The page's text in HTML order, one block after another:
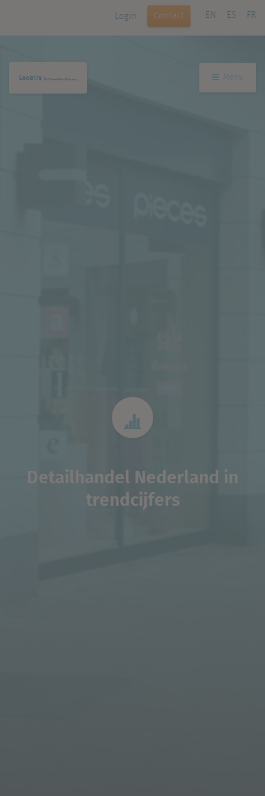
Login Contact EN ES FR
Menu
Detailhandel Nederland in
trendcijfers